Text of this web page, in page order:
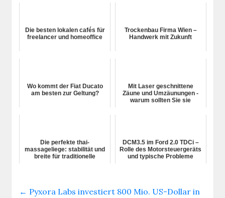
Die besten lokalen cafés für
freelancer und homeoffice
Trockenbau Firma Wien –
Handwerk mit Zukunft
Wo kommt der Fiat Ducato
am besten zur Geltung?
Mit Laser geschnittene
Zäune und Umzäunungen -
warum sollten Sie sie
Die perfekte thai-
massageliege: stabilität und
breite für traditionelle
DCM3.5 im Ford 2.0 TDCi –
Rolle des Motorsteuergeräts
und typische Probleme
← Pyxora Labs investiert 800 Mio. US-Dollar in